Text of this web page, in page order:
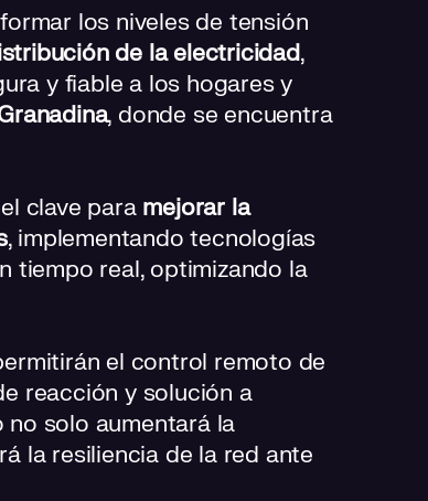
los niveles de tensión
de la electricidad,
y fiable a los hogares y
, donde se encuentra
clave para mejorar la
, implementando tecnologías
tiempo real, optimizando la
el control remoto de
reacción y solución a
solo aumentará la
la resiliencia de la red ante